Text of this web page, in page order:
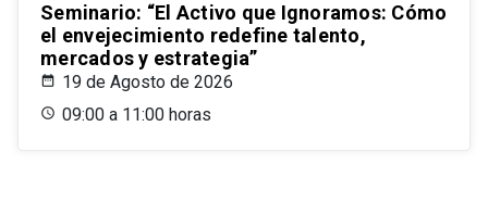
Seminario: “El Activo que Ignoramos: Cómo
el envejecimiento redefine talento,
mercados y estrategia”
19 de Agosto de 2026
09:00 a 11:00 horas